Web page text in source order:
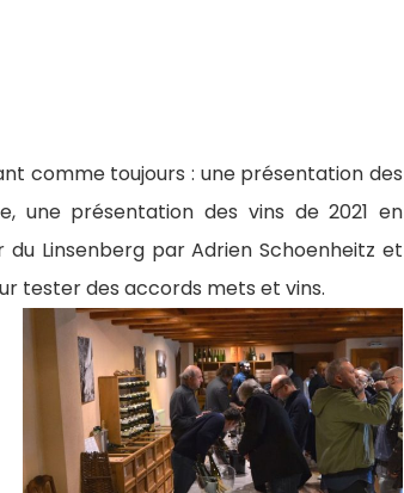
comme toujours : une présentation des
une présentation des vins de 2021 en
Linsenberg par Adrien Schoenheitz et
tester des accords mets et vins.